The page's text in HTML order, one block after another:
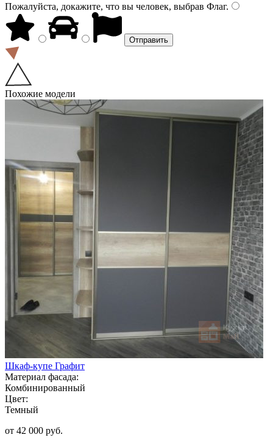
Пожалуйста, докажите, что вы человек, выбрав Флаг.
Похожие модели
Шкаф-купе Графит
Материал фасада:
Комбинированный
Цвет:
Темный
от 42 000 руб.